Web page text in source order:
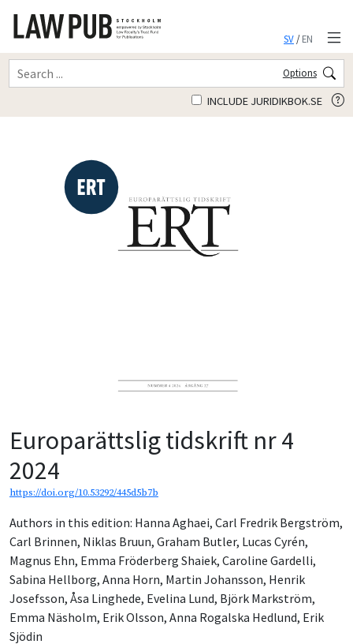
SV/EN
Options
INCLUDE JURIDIKBOK.SE
Europarättslig tidskrift nr 4
2024
https://doi.org/10.53292/445d5b7b
Authors in this edition: Hanna Aghaei, Carl Fredrik Bergström,
Carl Brinnen, Niklas Bruun, Graham Butler, Lucas Cyrén,
Magnus Ehn, Emma Fröderberg Shaiek, Caroline Gardelli,
Sabina Hellborg, Anna Horn, Martin Johansson, Henrik
Josefsson, Åsa Linghede, Evelina Lund, Björk Markström,
Emma Näsholm, Erik Olsson, Anna Rogalska Hedlund, Erik
Sjödin